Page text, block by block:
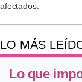
afectados.
LO MÁS
Lo que